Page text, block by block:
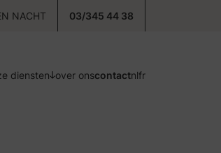
NACHT 03/345 44 38
diensten over onscontactnlfr